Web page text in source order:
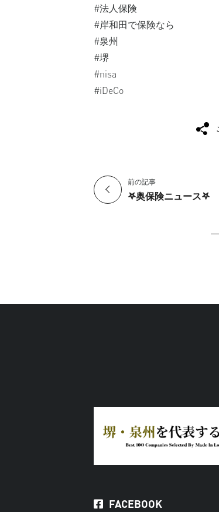
#法人保険
#岸和田で保険なら
#泉州
#堺
#nisa
#iDeCo
前の記事
𖤐奥保険ニュース𖤐
FACEBOOK